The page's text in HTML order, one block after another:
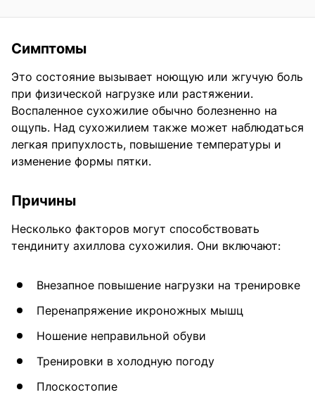
Симптомы
Это состояние вызывает ноющую или жгучую боль
при физической нагрузке или растяжении.
Воспаленное сухожилие обычно болезненно на
ощупь. Над сухожилием также может наблюдаться
легкая припухлость, повышение температуры и
изменение формы пятки.
Причины
Несколько факторов могут способствовать
тендиниту ахиллова сухожилия. Они включают:
Внезапное повышение нагрузки на тренировке
Перенапряжение икроножных мышц
Ношение неправильной обуви
Тренировки в холодную погоду
Плоскостопие